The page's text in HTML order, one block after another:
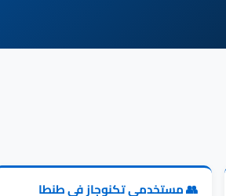
👥 مستخدمي تكنوجاز في طنطا